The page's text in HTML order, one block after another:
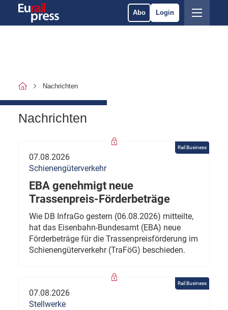
Abo Login
Nachrichten
Nachrichten
Rail Business
07.08.2026
Schienengüterverkehr
EBA genehmigt neue
Trassenpreis-Förderbeträge
Wie DB InfraGo gestern (06.08.2026) mitteilte,
hat das Eisenbahn-Bundesamt (EBA) neue
Förderbeträge für die Trassenpreisförderung im
Schienengüterverkehr (TraFöG) beschieden.
Rail Business
07.08.2026
Stellwerke